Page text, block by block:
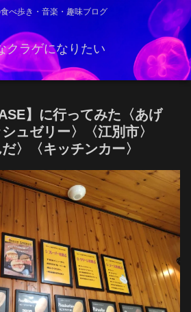
べ歩き・音楽・趣味ブログ
クラゲになりたい
】に行ってみた〈あげ
ュゼリー〉〈江別市〉
〉〈キッチンカー〉